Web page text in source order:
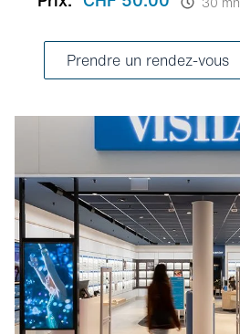
Prendre un rendez-vous